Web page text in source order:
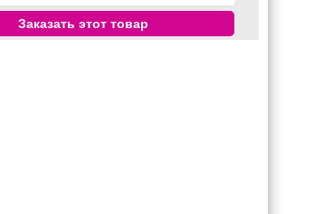
Заказать этот товар